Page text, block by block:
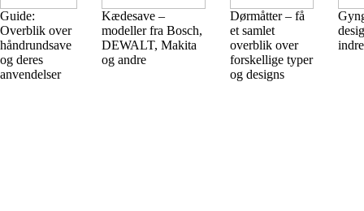
Guide:
Overblik over
håndrundsave
og deres
anvendelser
Kædesave –
modeller fra Bosch,
DEWALT, Makita
og andre
Dørmåtter – få
et samlet
overblik over
forskellige typer
og designs